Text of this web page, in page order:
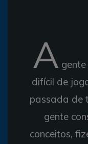
A
difícil de
passada de
gente
conceitos,